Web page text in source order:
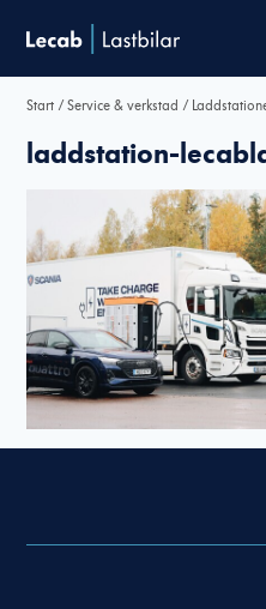
Start /Service & verkstad /
laddstation-